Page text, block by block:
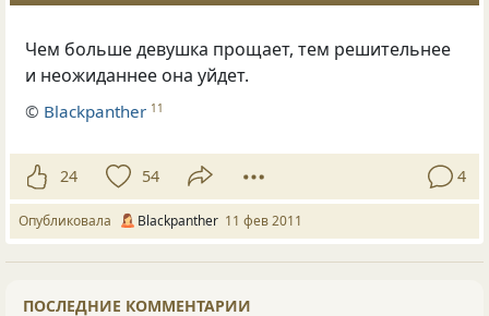
Чем больше девушка прощает, тем решительнее
и неожиданнее она уйдет.
© Blackpanther 11
24 54 4
Опубликовала Blackpanther 11 фев 2011
ПОСЛЕДНИЕ КОММЕНТАРИИ